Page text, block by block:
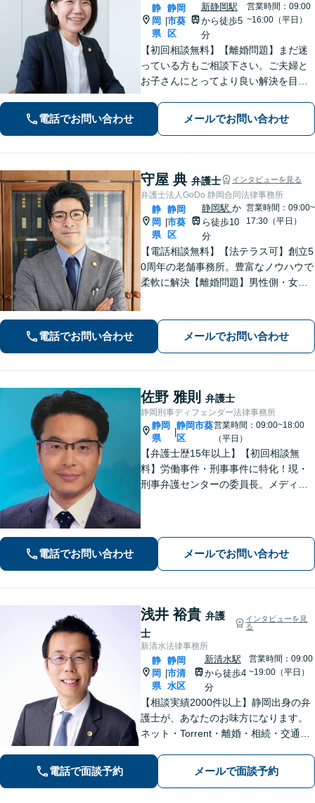
静
岡
県
静岡
市葵
区
新静岡駅
から徒歩5
分
営業時間：09:00
~16:00（平日）
【初回相談無料】【離婚問題】まだ迷
っている方もご相談下さい。ご夫婦と
お子さんにとってより良い解決を目指
労働問題など、幅広いお悩みに対応し
ます。【静岡市／焼津市／島田市／藤
電話でお問い合わせ メールでお問い合わせ
守屋 典 弁護士 インタビューを見る
弁護士法人GoDo 静岡合同法律事務所
静
岡
県
|
静岡
市葵
区
静岡駅 か
ら徒歩10
分
営業時間：09:00~
17:30（平日）
【電話相談無料】【法テラス可】創立5
0周年の老舗事務所。豊富なノウハウで
柔軟に解決【離婚問題】男性側・女性
対応【借金・債務整理】個人・法人と
もに相談可【静岡駅10分】
電話でお問い合わせ メールでお問い合わせ
佐野 雅則 弁護士
静岡刑事ディフェンダー法律事務所
静岡
県
静岡市葵
区
営業時間：09:00~18:00
（平日）
【弁護士歴15年以上】【初回相談無
料】労働事件・刑事事件に特化！現・
刑事弁護センターの委員長。メディア
す。地域密着型の法律事務所
電話でお問い合わせ メールでお問い合わせ
浅井 裕貴 弁護
士
インタビューを見
る
新清水法律事務所
静
岡
県
静岡
市清
水区
新清水駅
から徒歩4
分
営業時間：09:00
~19:00（平日）
【相談実績2000件以上】静岡出身の弁
護士が、あなたのお味方になります。
ネット・Torrent・離婚・相続・交通事
談ください。初回電話10分無料。全国
対応。親身なサポートをいたします。
電話で面談予約 メールで面談予約